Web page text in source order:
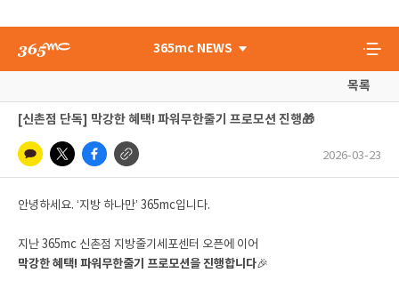
365mc NEWS
목록
[신촌점 단독] 막강한 혜택! 파워무한줄기 프로모션 진행🎁
2026-03-23
안녕하세요. ‘지방 하나만’ 365mc입니다.
지난 365mc 신촌점 지방줄기세포센터 오픈에 이어
막강한 혜택! 파워무한줄기 프로모션을 진행합니다🎉